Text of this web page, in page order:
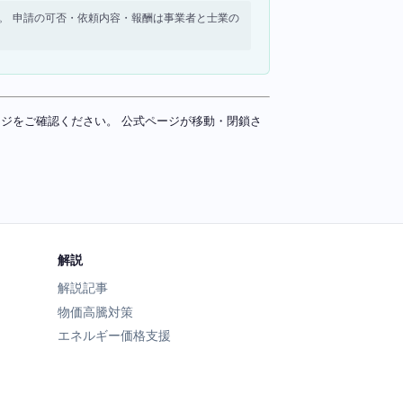
申請の可否・依頼内容・報酬は事業者と士業の
をご確認ください。 公式ページが移動・閉鎖さ
解説
解説記事
物価高騰対策
エネルギー価格支援